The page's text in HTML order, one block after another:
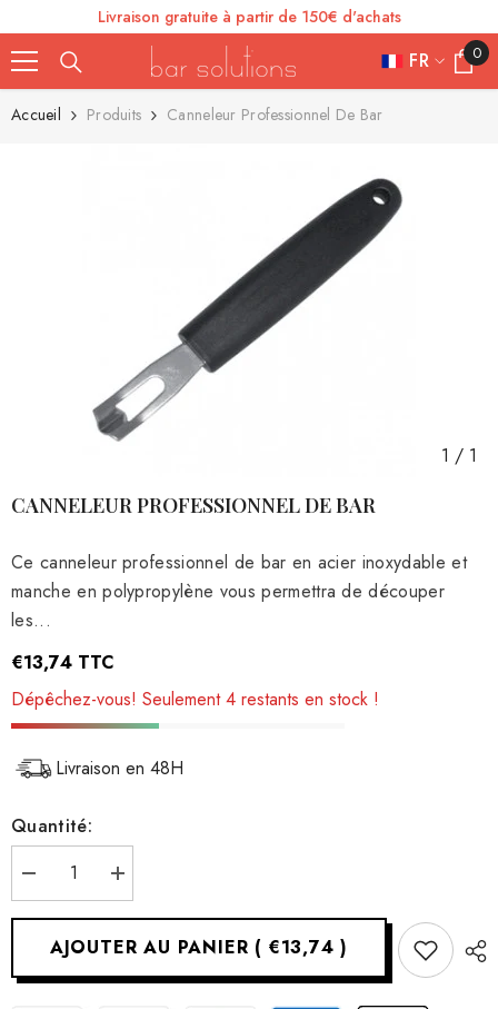
SE RENDRE AU CONTENU
Livraison gratuite à partir de 150€ d'achats
FR
FR
IT
0
0
article
Accueil Produits Canneleur Professionnel De Bar
1 / 1
CANNELEUR PROFESSIONNEL DE BAR
Ce canneleur professionnel de bar en acier inoxydable et
manche en polypropylène vous permettra de découper
les...
€13,74 TTC
Dépêchez-vous! Seulement 4 restants en stock !
Livraison en 48H
Quantité:
Réduire
la
quantité
Canneleur
de
Augmenter
la
quantité
Canneleur
de
AJOUTER AU PANIER ( €13,74)